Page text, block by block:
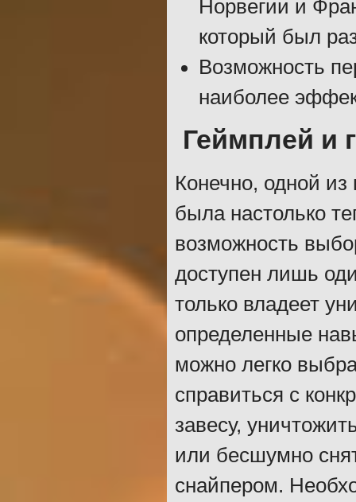
Норвегии и
который был
Возможность
наиболее
Геймплей и
Конечно, одной
была настолько
возможность
доступен лишь
только владеет
определенные
можно легко
справиться с
завесу,
или бесшумно
снайпером.